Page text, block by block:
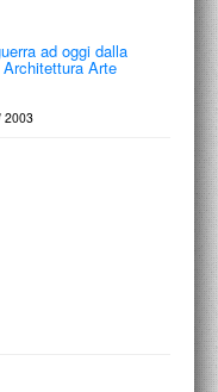
ad oggi dalla
Arte
2003